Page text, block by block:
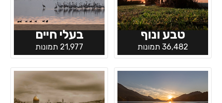
טבע ונוף
36,482 תמונות
בעלי חיים
21,977 תמונות